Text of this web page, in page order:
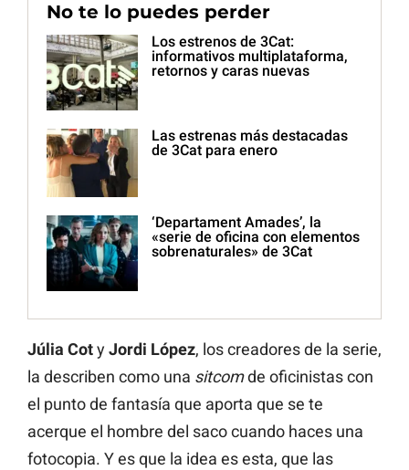
No te lo puedes perder
Los estrenos de 3Cat:
informativos multiplataforma,
retornos y caras nuevas
Las estrenas más destacadas
de 3Cat para enero
‘Departament Amades’, la
«serie de oficina con elementos
sobrenaturales» de 3Cat
Júlia Coty Jordi López, los creadores de la serie,
la describen como una sitcomde oficinistas con
el punto de fantasía que aporta que se te
acerque el hombre del saco cuando haces una
fotocopia. Y es que la idea es esta, que las